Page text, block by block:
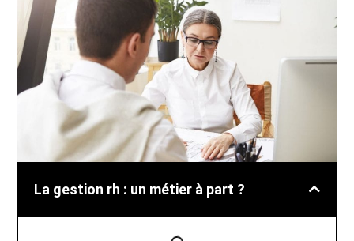
La gestion rh : un métier à part ?